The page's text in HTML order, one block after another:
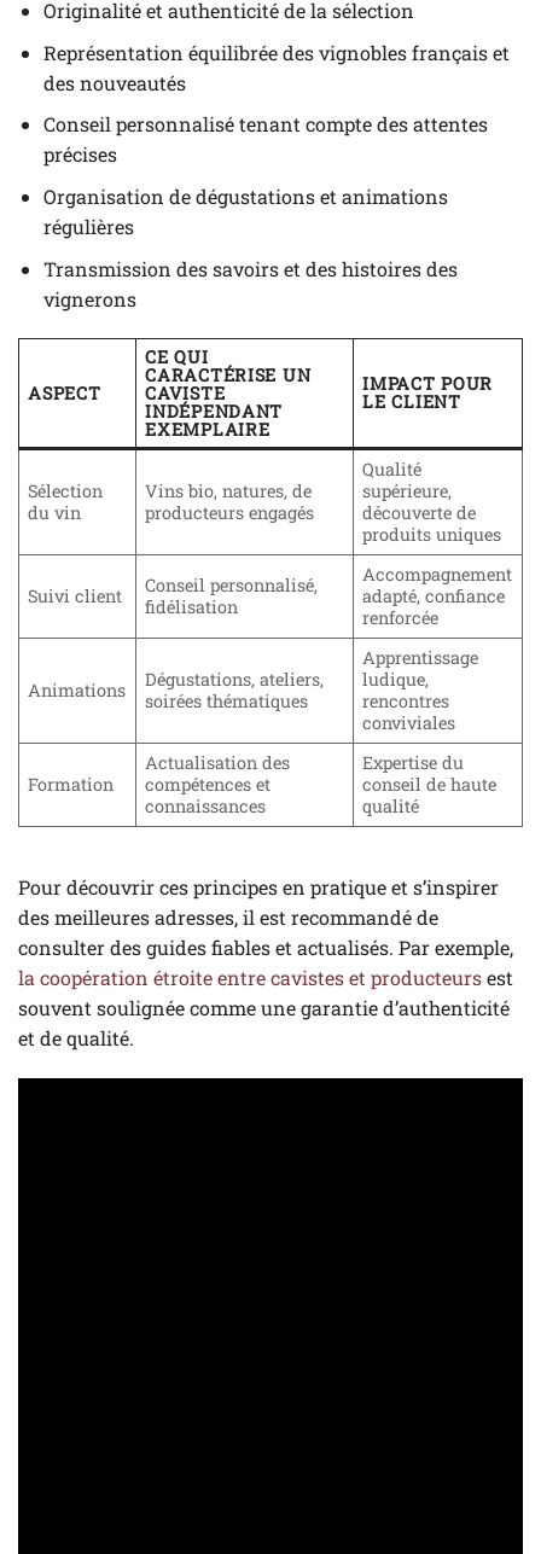
Originalité et authenticité de la sélection
Représentation équilibrée des vignobles français et
des nouveautés
Conseil personnalisé tenant compte des attentes
précises
Organisation de dégustations et animations
régulières
Transmission des savoirs et des histoires des
vignerons
ASPECT
CE QUI
CARACTÉRISE UN
CAVISTE
INDÉPENDANT
EXEMPLAIRE
IMPACT POUR
LE CLIENT
Sélection
du vin
Vins bio, natures, de
producteurs engagés
Qualité
supérieure,
découverte de
produits uniques
Suivi client
Conseil personnalisé,
fidélisation
Accompagnement
adapté, confiance
renforcée
Animations
Dégustations, ateliers,
soirées thématiques
Apprentissage
ludique,
rencontres
conviviales
Formation
Actualisation des
compétences et
connaissances
Expertise du
conseil de haute
qualité
Pour découvrir ces principes en pratique et s’inspirer
des meilleures adresses, il est recommandé de
consulter des guides fiables et actualisés. Par exemple,
la coopération étroite entre cavistes et producteursest
souvent soulignée comme une garan­tie d’authenticité
et de qualité.